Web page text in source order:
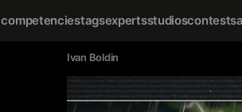
competenciestagsexpertsstudioscontests
Ivan Boldin